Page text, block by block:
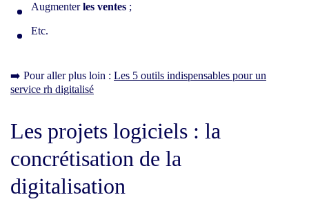
Augmenterles ventes ;
Etc.
➡️ Pour aller plus loin : Les 5 outils indispensables pour un
service rh digitalisé
Les projets logiciels : la
concrétisation de la
digitalisation